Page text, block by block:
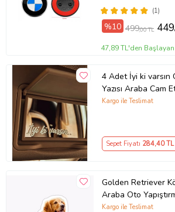
(1)
%10 499,00 TL 449
47,89 TL'den
4 Adet İyi ki varsın
Yazısı Araba Cam
8x2cm
Kargo ile Teslimat
Sepet Fiyatı 284,40 TL
Golden Retriever
Araba Oto
Kargo ile Teslimat